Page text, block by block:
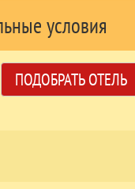
условия
ПОДОБРАТЬ ОТЕЛЬ